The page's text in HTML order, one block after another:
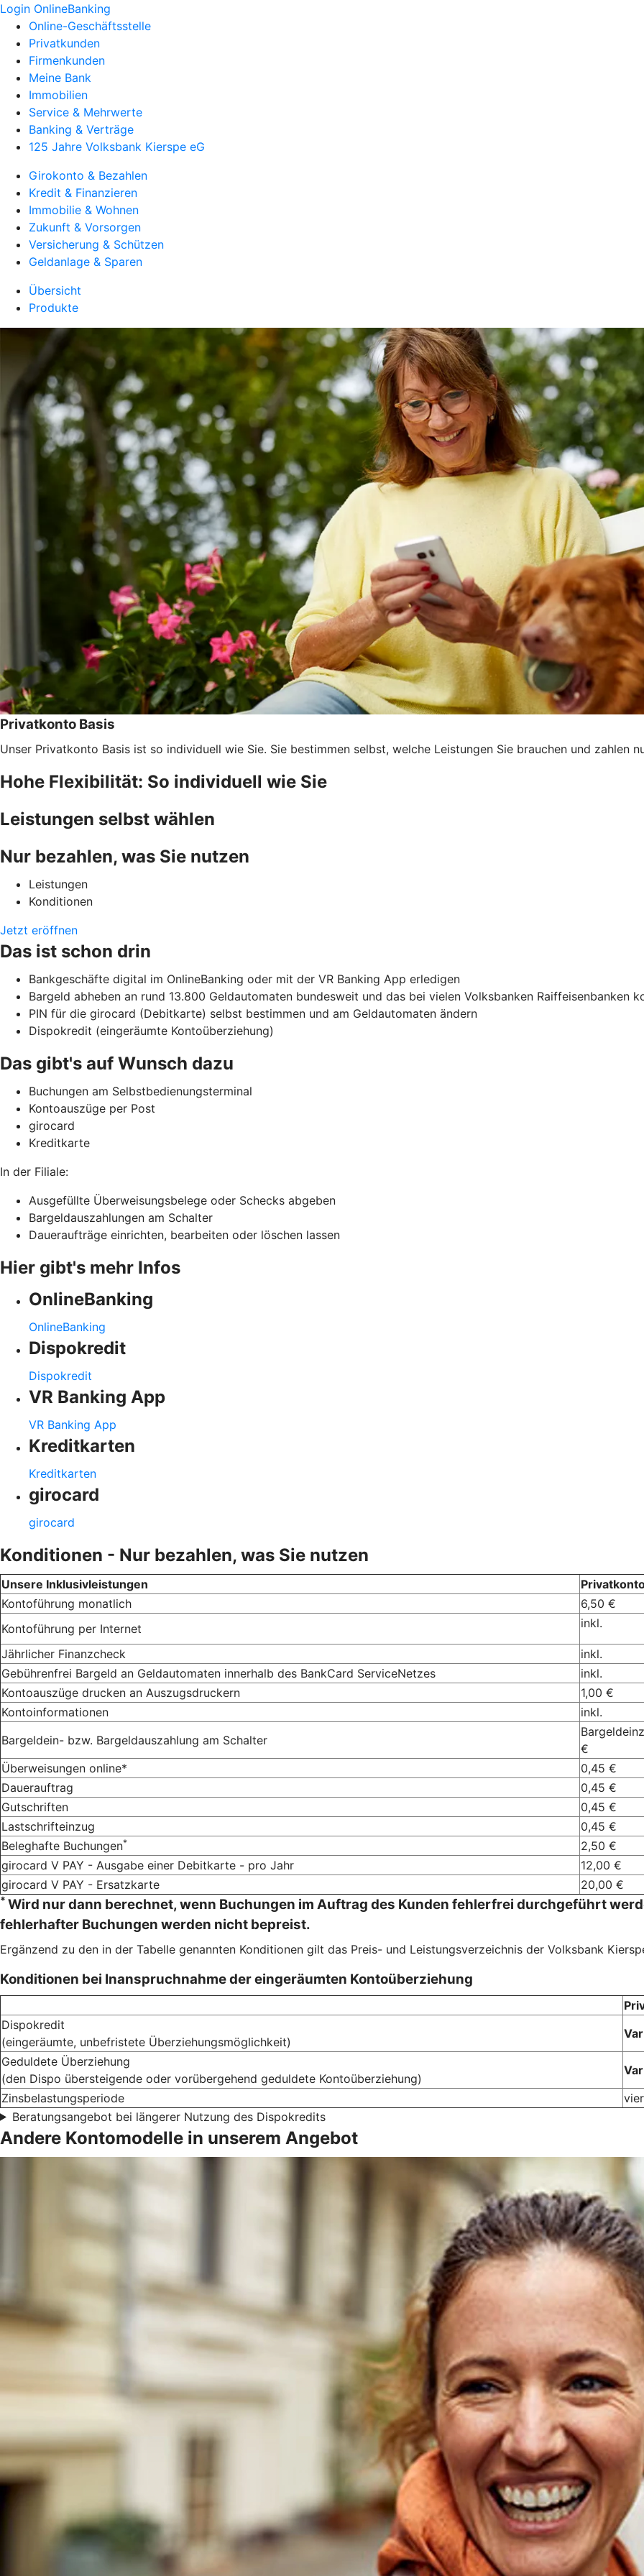
Login OnlineBanking
Online-Geschäftsstelle
Privatkunden
Firmenkunden
Meine Bank
Immobilien
Service & Mehrwerte
Banking & Verträge
125 Jahre Volksbank Kierspe eG
Girokonto & Bezahlen
Kredit & Finanzieren
Immobilie & Wohnen
Zukunft & Vorsorgen
Versicherung & Schützen
Geldanlage & Sparen
Übersicht
Produkte
Privatkonto Basis
Unser Privatkonto Basis ist so individuell wie Sie. Sie bestimmen selbst, welche Leistungen Sie brauchen und zahlen
Hohe Flexibilität: So individuell wie Sie
Leistungen selbst wählen
Nur bezahlen, was Sie nutzen
Leistungen
Konditionen
Jetzt eröffnen
Das ist schon drin
Bankgeschäfte digital im OnlineBanking oder mit der VR Banking App erledigen
Bargeld abheben an rund 13.800 Geldautomaten bundesweit und das bei vielen Volksbanken Raiffeisenbanken
PIN für die girocard (Debitkarte) selbst bestimmen und am Geldautomaten ändern
Dispokredit (eingeräumte Kontoüberziehung)
Das gibt's auf Wunsch dazu
Buchungen am Selbstbedienungsterminal
Kontoauszüge per Post
girocard
Kreditkarte
In der Filiale:
Ausgefüllte Überweisungsbelege oder Schecks abgeben
Bargeldauszahlungen am Schalter
Daueraufträge einrichten, bearbeiten oder löschen lassen
Hier gibt's mehr Infos
OnlineBanking
OnlineBanking
Dispokredit
Dispokredit
VR Banking App
VR Banking App
Kreditkarten
Kreditkarten
girocard
girocard
Konditionen - Nur bezahlen, was Sie nutzen
Unsere Inklusivleistungen
Kontoführung monatlich
6,50 €
Kontoführung per Internet
inkl.
Jährlicher Finanzcheck
inkl.
Gebührenfrei Bargeld an Geldautomaten innerhalb des BankCard ServiceNetzes
inkl.
Kontoauszüge drucken an Auszugsdruckern
1,00 €
Kontoinformationen
inkl.
Bargeldein- bzw. Bargeldauszahlung am Schalter
€
Überweisungen online*
0,45 €
Dauerauftrag
0,45 €
Gutschriften
0,45 €
Lastschrifteinzug
0,45 €
Beleghafte Buchungen*
2,50 €
girocard V PAY - Ausgabe einer Debitkarte - pro Jahr
12,00 €
girocard V PAY - Ersatzkarte
20,00 €
* Wird nur dann berechnet, wenn Buchungen im Auftrag des Kunden fehlerfrei durchgeführt
fehlerhafter Buchungen werden nicht bepreist.
Ergänzend zu den in der Tabelle genannten Konditionen gilt das Preis- und Leistungsverzeichnis der Volksbank
Konditionen bei Inanspruchnahme der eingeräumten Kontoüberziehung
Dispokredit
(eingeräumte, unbefristete Überziehungsmöglichkeit)
Geduldete Überziehung
(den Dispo übersteigende oder vorübergehend geduldete Kontoüberziehung)
Zinsbelastungsperiode
Beratungsangebot bei längerer Nutzung des Dispokredits
Andere Kontomodelle in unserem Angebot